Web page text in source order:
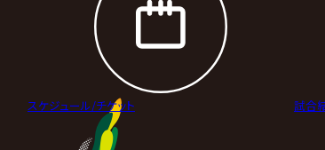
スケジュール/チケット 試合